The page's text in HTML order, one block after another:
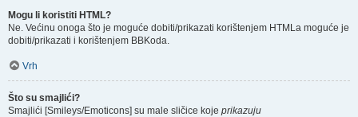
Mogu li koristiti HTML?
Ne. Većinu onoga što je moguće dobiti/prikazati korištenjem HTMLa moguće je
dobiti/prikazati i korištenjem BBKoda.
Vrh
Što su smajlići?
Smajlići [Smileys/Emoticons] su male sličice koje prikazuju